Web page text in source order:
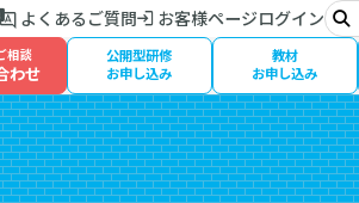
よくあるご質問 お客様ページログインサ
イ
ト
索:
検
索
相談
わせ
公開型研修
お申し込み
教材
お申し込み